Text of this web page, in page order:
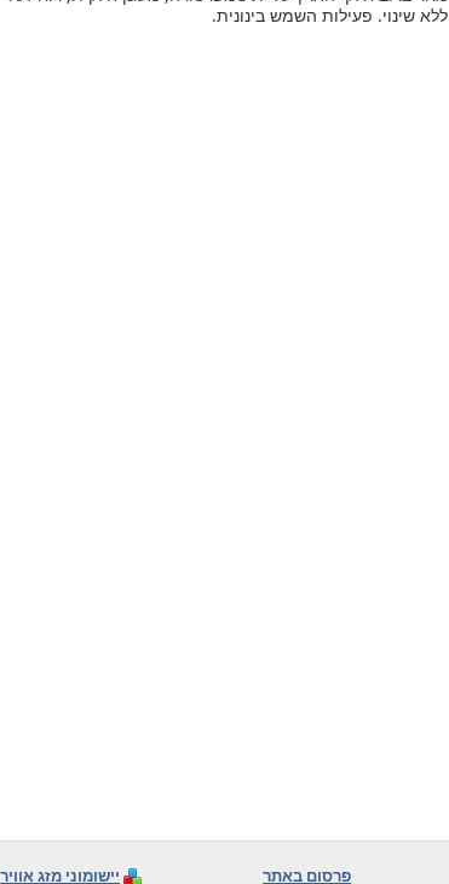
ללא שינוי. פעילות השמש בינונית.
פרסום באתר יישומוני מזג אוויר